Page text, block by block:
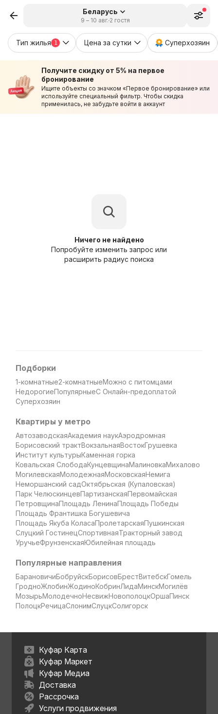
Беларусь
9 – 10 авг.2 гостя
Тип жилья 1 Цена за сутки Суперхозяин
Получите скидку от 5% на первое
бронирование
Ищите объекты со значком «Первое бронирование» или
используйте специальный фильтр. Чтобы скидка
применилась, не забудьте войти в аккаунт
Ничего не найдено
Попробуйте изменить запрос или
расширить радиус поиска
Подборки
1-комнатные2-комнатныеМожно с питомцами
НедорогиеПопулярныеС Онлайн-предоплатой
Суперхозяин
Квартиры у метро
АвтозаводскаяАкадемия наукАэродромная
Борисовский трактВокзальнаяВостокГрушевка
Институт культурыКаменная горка
Ковальская СлободаКунцевщинаМалиновкаМихалово
МогилевскаяМолодежнаяМосковскаяНемига
Неморшанский садОктябрьская (Купаловская)
Парк ЧелюскинцевПартизанскаяПервомайская
ПетровщинаПлощадь ЛенинаПлощадь Победы
Площадь Франтишка Богушевича
Площадь Якуба КоласаПролетарскаяПушкинская
Слуцкий ГостинецСпортивнаяТракторный завод
УручьеФрунзенскаяЮбилейная площадь
Популярные направления
БарановичиБобруйскБорисовБрестВитебскГомель
ГродноЖлобинЖодиноКобринЛидаМинскМогилёв
МозырьМолодечноНесвижНовополоцкОршаПинск
ПолоцкРечицаСлонимСлуцкСолигорск
Куфар Карта
Куфар Маркет
Куфар Медиа
Доставка
Рассрочка
Услуги продвижения